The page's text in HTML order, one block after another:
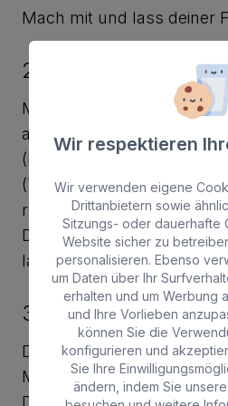
Mach mit und lass deiner
2. Murgas und
Musik ist das Herzstück
auf La Graciosa gibt es
(humorvolle
(Tanzgruppen), die mit
rhythmischen Auftritten
Diese Highlights solltest
lassen.
3. Partys auf dem
Der zentrale Platz von
Mittelpunkt der
DJs und Animationen
Wir respektieren
Wir verwenden eigene
Drittanbietern sowie
Sitzungs- oder dauerhafte
Website sicher zu
personalisieren. Ebenso
um Daten über Ihr
erhalten und um Werbung
und Ihre Vorlieben
können Sie die
konfigurieren und
Sie Ihre
ändern, indem Sie unsere